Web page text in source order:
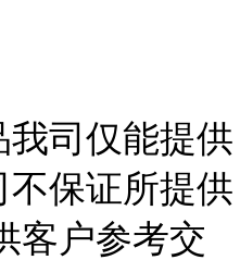
司仅能提供
保证所提供
客户参考交